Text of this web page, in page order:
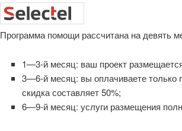
Программа помощи рассчитана на девять
1—3-й месяц: ваш проект
3—6-й месяц: вы оплачиваете
скидка составляет 50%;
6—9-й месяц: услуги размещения